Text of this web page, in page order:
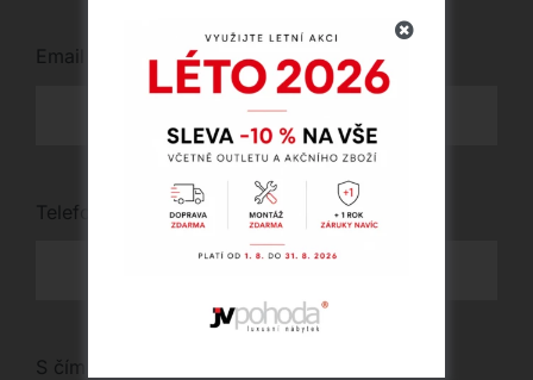
Email
Telefon
S čím vám můžeme pomoci?